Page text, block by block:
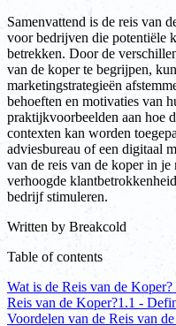
Samenvattend is de reis van
voor bedrijven die potentiële
betrekken. Door de
van de koper te begrijpen,
marketingstrategieën
behoeften en motivaties van
praktijkvoorbeelden aan hoe
contexten kan worden
adviesbureau of een digitaal
van de reis van de koper in
verhoogde
bedrijf stimuleren.
Written by Breakcold
Table of contents
Wat is de Reis van de
Reis van de Koper?1.1 -
Voordelen van de Reis van